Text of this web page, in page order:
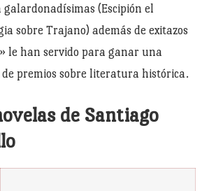
galardonadísimas (Escipión el
sobre Trajano) además de exitazos
le han servido para ganar una
premios sobre literatura histórica.
de Santiago